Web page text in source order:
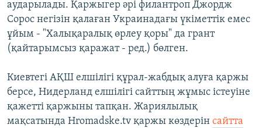
аударылады. Қаржыгер әрі филантроп Джордж
Сорос негізін қалаған Украинадағы үкіметтік емес
ұйым - "Халықаралық өрлеу қоры" да грант
(қайтарымсыз қаражат - ред.) бөлген.
Киевтегі АҚШ елшілігі құрал-жабдық алуға қаржы
берсе, Нидерланд елшілігі сайттың жұмыс істеуіне
қажетті қаржыны тапқан. Жариялылық
мақсатында Hromadske.tv қаржы көздерін сайтта